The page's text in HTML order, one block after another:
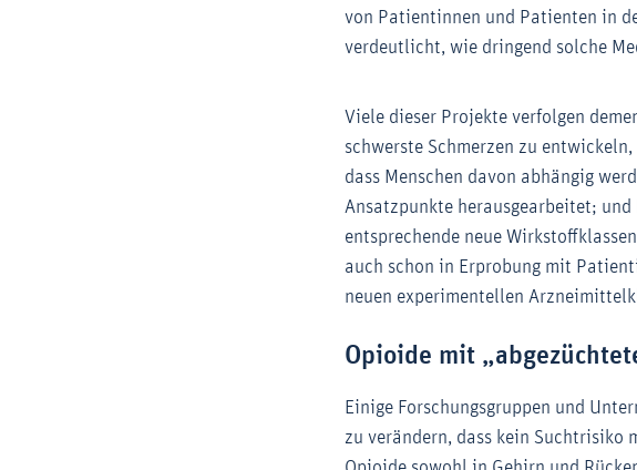
von Patientinnen und Patienten in
verdeutlicht, wie dringend solche
Viele dieser Projekte verfolgen
schwerste Schmerzen zu
dass Menschen davon abhängig
Ansatzpunkte herausgearbeitet;
entsprechende neue
auch schon in Erprobung mit
neuen experimentellen
Opioide mit
Einige Forschungsgruppen und
zu verändern, dass kein Suchtrisiko